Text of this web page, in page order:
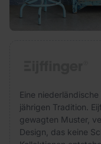
Eine
jährigen Tradition.
gewagten Muster,
Design, das keine